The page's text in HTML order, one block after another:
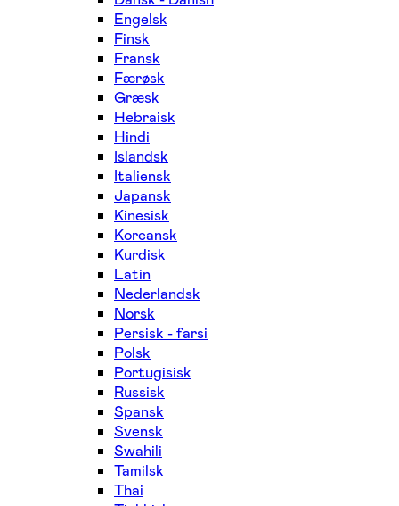
Engelsk
Finsk
Fransk
Færøsk
Græsk
Hebraisk
Hindi
Islandsk
Italiensk
Japansk
Kinesisk
Koreansk
Kurdisk
Latin
Nederlandsk
Norsk
Persisk - farsi
Polsk
Portugisisk
Russisk
Spansk
Svensk
Swahili
Tamilsk
Thai